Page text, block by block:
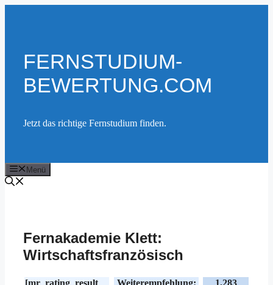
FERNSTUDIUM-
BEWERTUNG.COM
Jetzt das richtige Fernstudium finden.
Menü
Fernakademie Klett:
Wirtschaftsfranzösisch